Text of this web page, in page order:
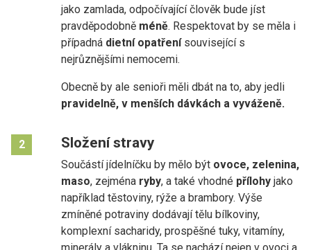
jako zamlada, odpočívající člověk bude jíst
pravděpodobně méně. Respektovat by se měla i
případná dietní opatřenísouvisející s
nejrůznějšími nemocemi.
Obecně by ale senioři měli dbát na to, aby jedli
pravidelně, v menších dávkách a vyváženě.
2 Složení stravy
Součástí jídelníčku by mělo být ovoce, zelenina,
maso, zejména ryby, a také vhodné přílohy jako
například těstoviny, rýže a brambory. Výše
zmíněné potraviny dodávají tělu bílkoviny,
komplexní sacharidy, prospěšné tuky, vitamíny,
minerály a vlákninu. Ta se nachází nejen v ovoci a